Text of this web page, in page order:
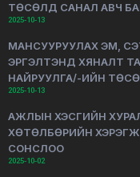
ТӨСӨЛД САНАЛ АВЧ
2025-10-13
МАНСУУРУУЛАХ ЭМ,
ЭРГЭЛТЭНД ХЯНАЛТ
НАЙРУУЛГА/-ИЙН
2025-10-13
АЖЛЫН ХЭСГИЙН
ХӨТӨЛБӨРИЙН
СОНСЛОО
2025-10-02